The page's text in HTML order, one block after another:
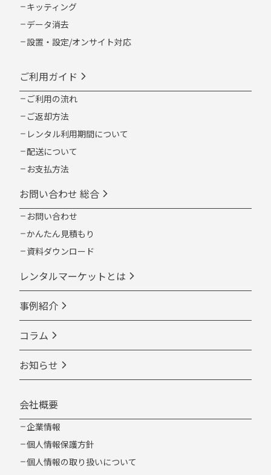
キッティング
データ消去
設置・設定/オンサイト対応
ご利用ガイド
ご利用の流れ
ご返却方法
レンタル利用期間について
配送について
お支払方法
お問い合わせ 総合
お問い合わせ
かんたん見積もり
資料ダウンロード
レンタルマーケットとは
事例紹介
コラム
お知らせ
会社概要
企業情報
個人情報保護方針
個人情報の取り扱いについて